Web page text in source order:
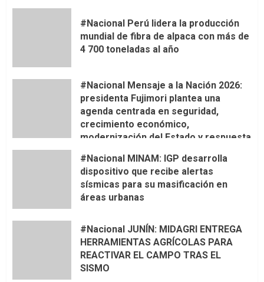
#Nacional Perú lidera la producción
mundial de fibra de alpaca con más de
4 700 toneladas al año
#Nacional Mensaje a la Nación 2026:
presidenta Fujimori plantea una
agenda centrada en seguridad,
crecimiento económico,
modernización del Estado y respuesta
#Nacional MINAM: IGP desarrolla
dispositivo que recibe alertas
sísmicas para su masificación en
áreas urbanas
#Nacional JUNÍN: MIDAGRI ENTREGA
HERRAMIENTAS AGRÍCOLAS PARA
REACTIVAR EL CAMPO TRAS EL
SISMO